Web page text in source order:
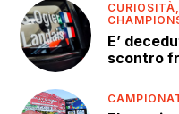
E’
scontro